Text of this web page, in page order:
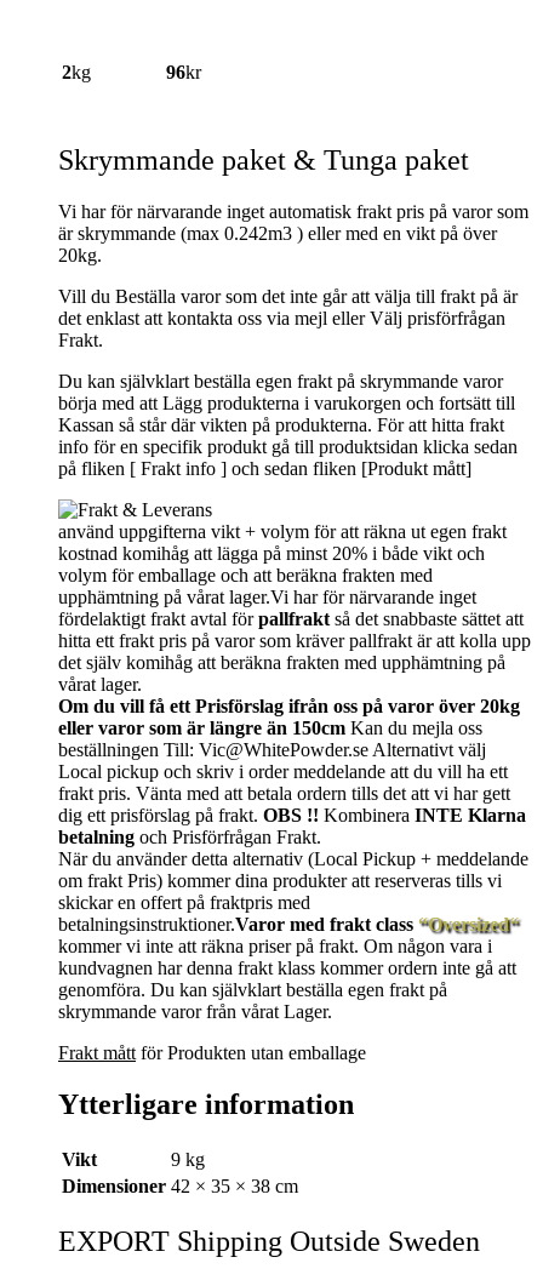
2kg 96kr
Skrymmande paket & Tunga paket
Vi har för närvarande inget automatisk frakt pris på varor som
är skrymmande (max 0.242m3 ) eller med en vikt på över
20kg.
Vill du Beställa varor som det inte går att välja till frakt på är
det enklast att kontakta oss via mejl eller Välj prisförfrågan
Frakt.
Du kan självklart beställa egen frakt på skrymmande varor
börja med att Lägg produkterna i varukorgen och fortsätt till
Kassan så står där vikten på produkterna. För att hitta frakt
info för en specifik produkt gå till produktsidan klicka sedan
på fliken [ Frakt info ] och sedan fliken [Produkt mått]
använd uppgifterna vikt + volym för att räkna ut egen frakt
kostnad komihåg att lägga på minst 20% i både vikt och
volym för emballage och att beräkna frakten med
upphämtning på vårat lager.Vi har för närvarande inget
fördelaktigt frakt avtal förpallfrakt så det snabbaste sättet att
hitta ett frakt pris på varor som kräver pallfrakt är att kolla upp
det själv komihåg att beräkna frakten med upphämtning på
vårat lager.
Om du vill få ett Prisförslag ifrån oss på varor över 20kg
eller varor som är längre än 150cm Kan du mejla oss
beställningen Till: Vic@WhitePowder.se Alternativt välj
Local pickup och skriv i order meddelande att du vill ha ett
frakt pris. Vänta med att betala ordern tills det att vi har gett
dig ett prisförslag på frakt. OBS !! Kombinera INTE Klarna
betalning och Prisförfrågan Frakt.
När du använder detta alternativ (Local Pickup + meddelande
om frakt Pris) kommer dina produkter att reserveras tills vi
skickar en offert på fraktpris med
betalningsinstruktioner.Varor med frakt class “Oversized“
kommer vi inte att räkna priser på frakt. Om någon vara i
kundvagnen har denna frakt klass kommer ordern inte gå att
genomföra. Du kan självklart beställa egen frakt på
skrymmande varor från vårat Lager.
Frakt mått för Produkten utan emballage
Ytterligare information
Vikt
9 kg
Dimensioner 42 × 35 × 38 cm
EXPORT Shipping Outside Sweden